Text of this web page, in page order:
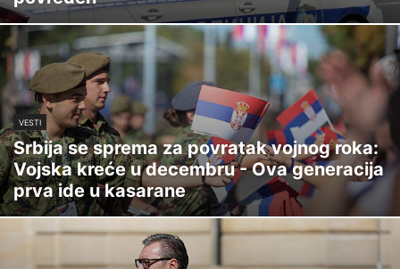
VESTI
Srbija se sprema za povratak vojnog roka:
Vojska kreće u decembru - Ova generacija
prva ide u kasarane